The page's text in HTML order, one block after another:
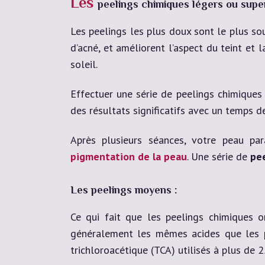
peelings chimiques légers ou
Les peelings les plus doux sont le plus
d’acné, et améliorent l’aspect du teint
soleil.
Effectuer une série de peelings
des résultats significatifs avec un temps
Après plusieurs séances, votre peau
pigmentation de la peau. Une série de
Les peelings moyens :
Ce qui fait que les peelings chimiques
généralement les mêmes acides que
trichloroacétique (TCA) utilisés à plus de